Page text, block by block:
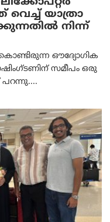
യാത്രാ
നിന്ന്
ഔദ്യോഗിക
സമീപം ഒരു